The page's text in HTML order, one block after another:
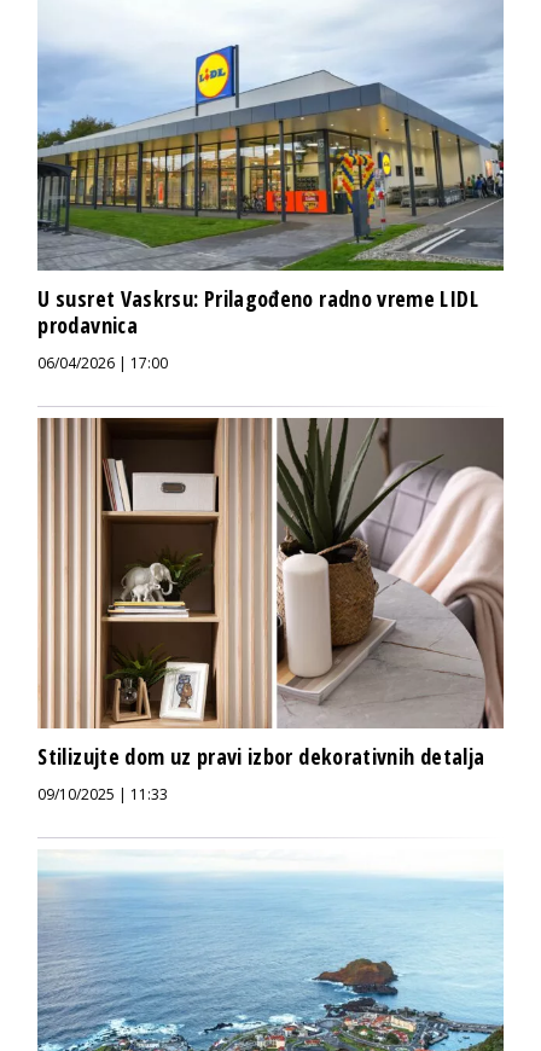
U susret Vaskrsu: Prilagođeno radno vreme LIDL
prodavnica
06/04/2026 | 17:00
Stilizujte dom uz pravi izbor dekorativnih detalja
09/10/2025 | 11:33